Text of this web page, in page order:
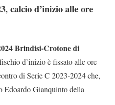
calcio d’inizio alle ore
Brindisi-Crotone di
d’inizio è fissato alle ore
di Serie C 2023-2024 che,
Edoardo Gianquinto della